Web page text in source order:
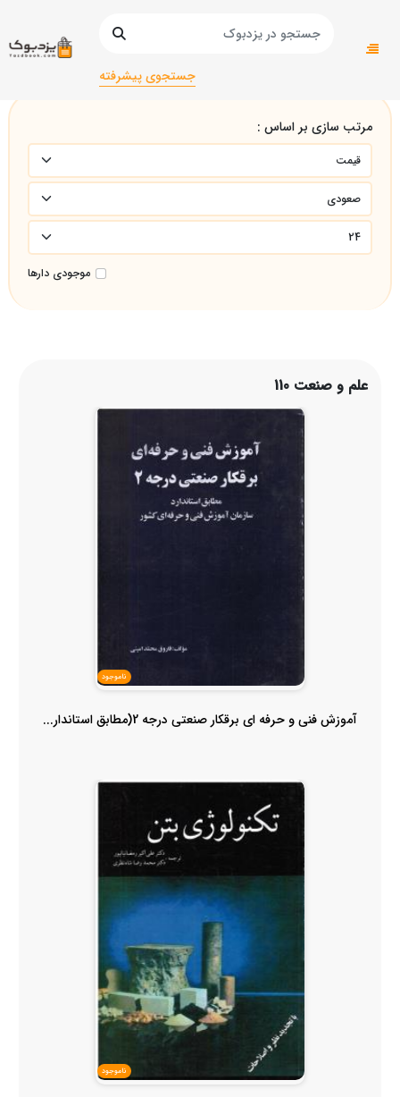
جستجوی پیشرفته
صفحه اصلی
مرتب سازی بر اساس :
موجودی دارها
علم و صنعت 110
ناموجود
آموزش فنی و حرفه ای برقکار صنعتی درجه 2(مطابق استاندار...
ناموجود